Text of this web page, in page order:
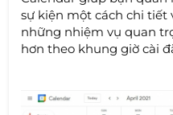
sự kiện một cách chi tiết
những nhiệm vụ quan
hơn theo khung giờ cài